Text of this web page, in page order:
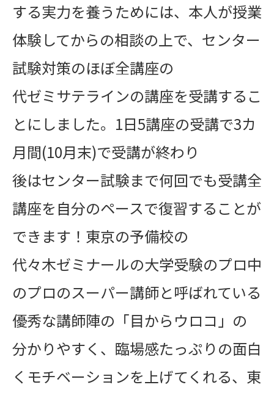
する実力を養うためには、本人が授業
体験してからの相談の上で、センター
試験対策のほぼ全講座の
代ゼミサテラインの講座を受講するこ
とにしました。1日5講座の受講で3カ
月間(10月末)で受講が終わり
後はセンター試験まで何回でも受講全
講座を自分のペースで復習することが
できます！東京の予備校の
代々木ゼミナールの大学受験のプロ中
のプロのスーパー講師と呼ばれている
優秀な講師陣の「目からウロコ」の
分かりやすく、臨場感たっぷりの面白
くモチベーションを上げてくれる、東